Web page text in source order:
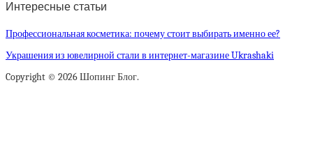
Интересные статьи
Профессиональная косметика: почему стоит выбирать именно ее?
Украшения из ювелирной стали в интернет-магазине Ukrashaki
Copyright © 2026 Шопинг Блог.